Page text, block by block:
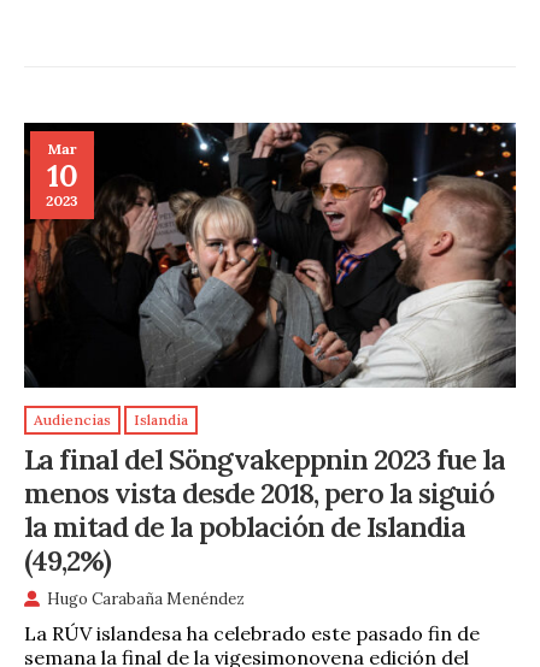
Mar
10
2023
Audiencias Islandia
La final del Söngvakeppnin 2023 fue la
menos vista desde 2018, pero la siguió
la mitad de la población de Islandia
(49,2%)
Hugo Carabaña Menéndez
La RÚV islandesa ha celebrado este pasado fin de
semana la final de la vigesimonovena edición del